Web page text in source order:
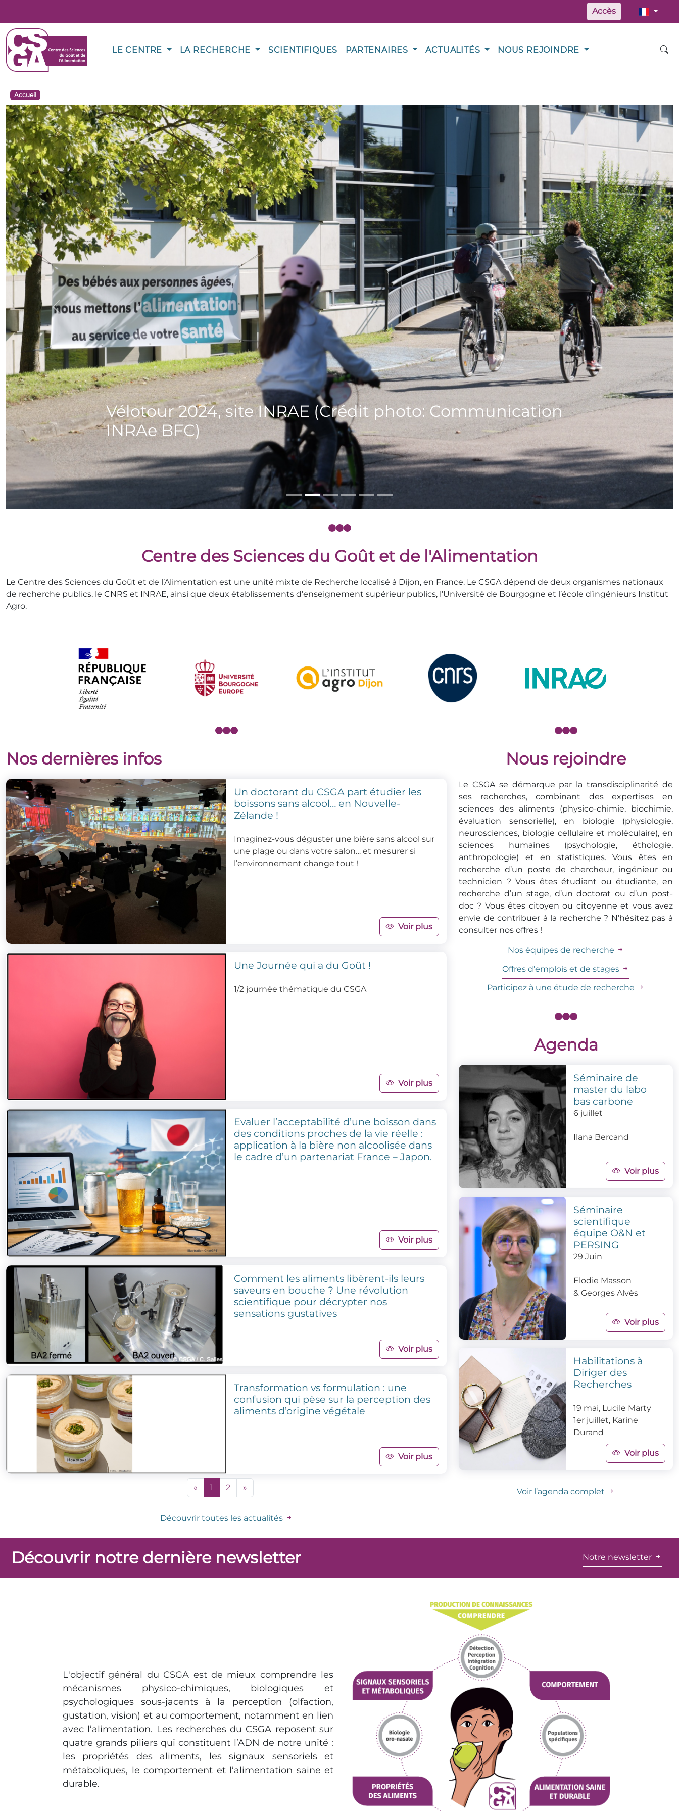
Accès
LE CENTRE LA RECHERCHE SCIENTIFIQUES PARTENAIRES ACTUALITÉS NOUS REJOINDRE
Accueil
Vélotour 2024, site INRAE (Crédit photo: Communication
INRAe BFC)
Previous Next
Centre des Sciences du Goût et de l'Alimentation
Le Centre des Sciences du Goût et de l’Alimentation est une unité mixte de Recherche localisé à Dijon, en France. Le CSGA dépend de deux organismes nationaux
de recherche publics, le CNRS et INRAE, ainsi que deux établissements d’enseignement supérieur publics, l’Université de Bourgogne et l’école d’ingénieurs Institut
Agro.
Nos dernières infos
Un doctorant du CSGA part étudier les
boissons sans alcool… en Nouvelle-
Zélande !
Imaginez-vous déguster une bière sans alcool sur
une plage ou dans votre salon… et mesurer si
l’environnement change tout !
Voir plus
Une Journée qui a du Goût !
1/2 journée thématique du CSGA
Voir plus
Evaluer l’acceptabilité d’une boisson dans
des conditions proches de la vie réelle :
application à la bière non alcoolisée dans
le cadre d’un partenariat France – Japon.
Voir plus
Comment les aliments libèrent-ils leurs
saveurs en bouche ? Une révolution
scientifique pour décrypter nos
sensations gustatives
Voir plus
Transformation vs formulation : une
confusion qui pèse sur la perception des
aliments d’origine végétale
Voir plus
« 1 2 »
Découvrir toutes les actualités
Nous rejoindre
Le CSGA se démarque par la transdisciplinarité de
ses recherches, combinant des expertises en
sciences des aliments (physico-chimie, biochimie,
évaluation sensorielle), en biologie (physiologie,
neurosciences, biologie cellulaire et moléculaire), en
sciences humaines (psychologie, éthologie,
anthropologie) et en statistiques. Vous êtes en
recherche d’un poste de chercheur, ingénieur ou
technicien ? Vous êtes étudiant ou étudiante, en
recherche d’un stage, d’un doctorat ou d’un post-
doc ? Vous êtes citoyen ou citoyenne et vous avez
envie de contribuer à la recherche ? N’hésitez pas à
consulter nos offres !
Nos équipes de recherche
Offres d’emplois et de stages
Participez à une étude de recherche
Agenda
Séminaire de
master du labo
bas carbone
6 juillet
Ilana Bercand
Voir plus
Séminaire
scientifique
équipe O&N et
PERSING
29 Juin
Elodie Masson
& Georges Alvès
Voir plus
Habilitations à
Diriger des
Recherches
19 mai, Lucile Marty
1er juillet, Karine
Durand
Voir plus
Voir l’agenda complet
Découvrir notre dernière newsletter Notre newsletter
L'objectif général du CSGA est de mieux comprendre les
mécanismes physico-chimiques, biologiques et
psychologiques sous-jacents à la perception (olfaction,
gustation, vision) et au comportement, notamment en lien
avec l’alimentation. Les recherches du CSGA reposent sur
quatre grands piliers qui constituent l’ADN de notre unité :
les propriétés des aliments, les signaux sensoriels et
métaboliques, le comportement et l’alimentation saine et
durable.